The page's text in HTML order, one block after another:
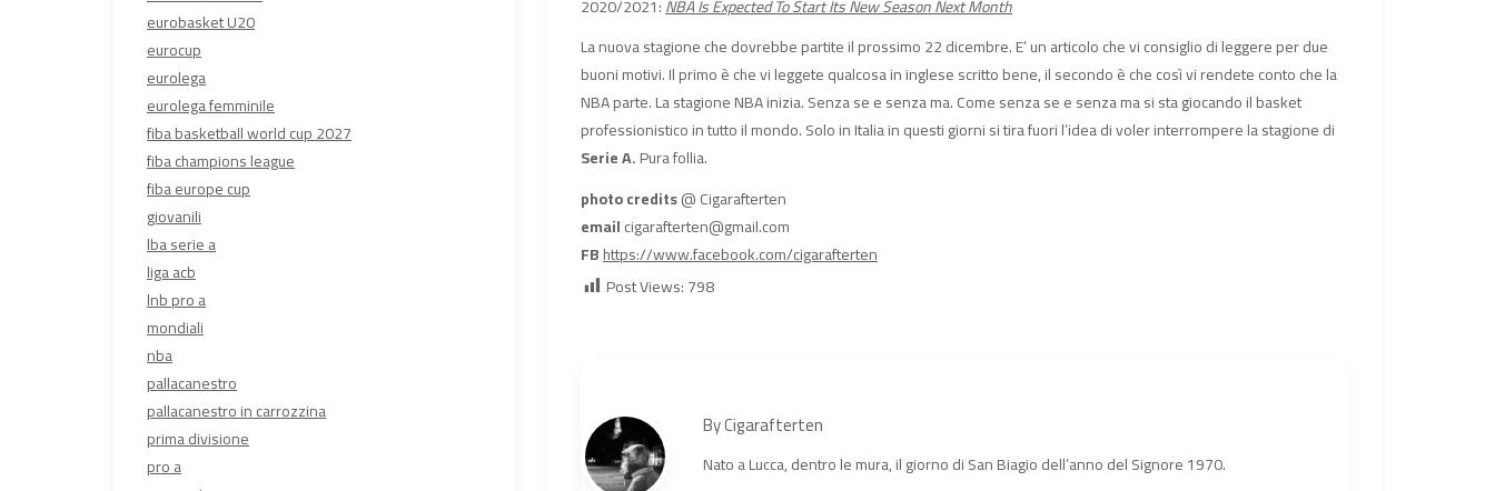
2020/2021:NBA Is Expected To Start Its New Season Next Month
La nuova stagione che dovrebbe partite il prossimo 22 dicembre. E’ un articolo che vi consiglio di leggere per due
buoni motivi. Il primo è che vi leggete qualcosa in inglese scritto bene, il secondo è che così vi rendete conto che la
NBA parte. La stagione NBA inizia. Senza se e senza ma. Come senza se e senza ma si sta giocando il basket
professionistico in tutto il mondo. Solo in Italia in questi giorni si tira fuori l’idea di voler interrompere la stagione di
Serie A.Pura follia.
photo credits@ Cigarafterten
emailcigarafterten@gmail.com
FBhttps://www.facebook.com/cigarafterten
Post Views:798
ByCigarafterten
Nato a Lucca, dentro le mura, il giorno di San Biagio dell’anno del Signore 1970.
eurobasket U20
eurocup
eurolega
eurolega femminile
fiba basketball world cup 2027
fiba champions league
fiba europe cup
giovanili
lba serie a
liga acb
lnb pro a
mondiali
nba
pallacanestro
pallacanestro in carrozzina
prima divisione
pro a